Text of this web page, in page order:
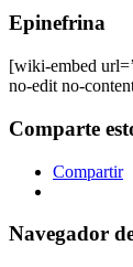
Epinefrina
[wiki-embed
no-edit no-
Comparte
Compartir
Navegador